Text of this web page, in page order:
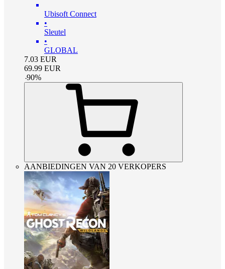
Ubisoft Connect
•
Sleutel
•
GLOBAL
7.03 EUR
69.99 EUR
-90%
AANBIEDINGEN VAN 20 VERKOPERS